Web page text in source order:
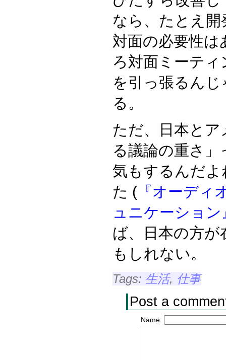
なら、たとえ
対面の必要性
ろ対面ミーテ
を引っ張るん
る。
ただ、日本と
る議論の重さ
気もするんだ
た (『オーディ
ュニケーション
ば、日本の方が
もしれない。
Tags: 生活, 仕事
Post a
Name: